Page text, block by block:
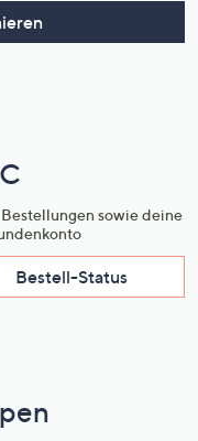
sowie deine
Bestell-Status